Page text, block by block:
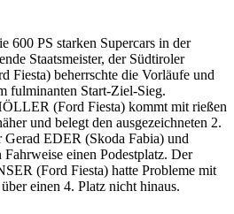
600 PS starken Supercars in der
Staatsmeister, der Südtiroler
Fiesta) beherrschte die Vorläufe und
fulminanten Start-Ziel-Sieg.
(Ford Fiesta) kommt mit rießen
und belegt den ausgezeichneten 2.
Gerad EDER (Skoda Fabia) und
einen Podestplatz. Der
(Ford Fiesta) hatte Probleme mit
einen 4. Platz nicht hinaus.